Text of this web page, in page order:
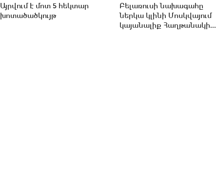
Այրվում է մոտ 5 հեկտար
խոտածածկույթ
Բելառուսի նախագահը
ներկա կլինի Մոսկվայում
կայանալիք Հաղթանակի...